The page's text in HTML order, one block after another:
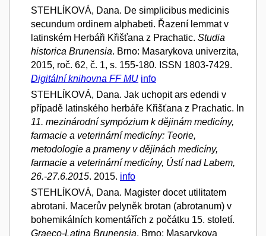
STEHLÍKOVÁ, Dana. De simplicibus medicinis
secundum ordinem alphabeti. Řazení lemmat v
latinském Herbáři Křišťana z Prachatic. Studia
historica Brunensia. Brno: Masarykova univerzita,
2015, roč. 62, č. 1, s. 155-180. ISSN 1803-7429.
Digitální knihovna FF MU info
STEHLÍKOVÁ, Dana. Jak uchopit ars edendi v
případě latinského herbáře Křišťana z Prachatic. In
11. mezinárodní sympózium k dějinám medicíny,
farmacie a veterinární medicíny: Teorie,
metodologie a prameny v dějinách medicíny,
farmacie a veterinární medicíny, Ústí nad Labem,
26.-27.6.2015. 2015. info
STEHLÍKOVÁ, Dana. Magister docet utilitatem
abrotani. Macerův pelyněk brotan (abrotanum) v
bohemikálních komentářích z počátku 15. století.
Graeco-Latina Brunensia. Brno: Masarykova